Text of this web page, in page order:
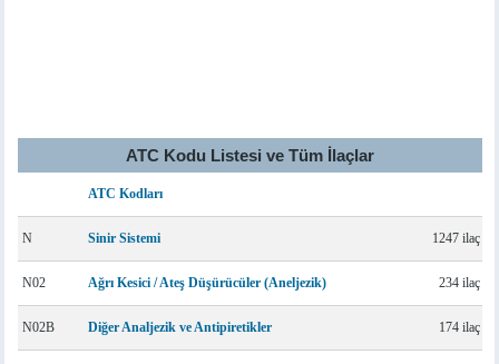
ATC Kodu Listesi ve Tüm İlaçlar
ATC Kodları
N Sinir Sistemi 1247 ilaç
N02 Ağrı Kesici / Ateş Düşürücüler (Aneljezik) 234 ilaç
N02B Diğer Analjezik ve Antipiretikler 174 ilaç